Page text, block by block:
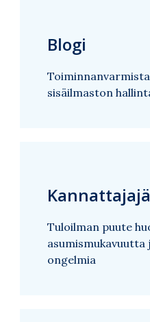
Blogi
sisäilmaston
Tuloilman puute
asumismukavuutta
ongelmia